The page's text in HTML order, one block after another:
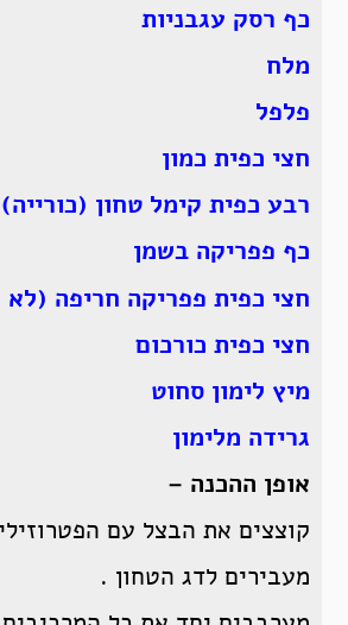
כף רסק עגבניות
מלח
פלפל
חצי כפית כמון
רבע כפית קימל טחון (כורייה)
כף פפריקה בשמן
חצי כפית פפריקה חריפה (לא
חצי כפית כורכום
מיץ לימון סחוט
גרידה מלימון
אופן ההכנה –
קוצצים את הבצל עם
מעבירים לדג הטחון .